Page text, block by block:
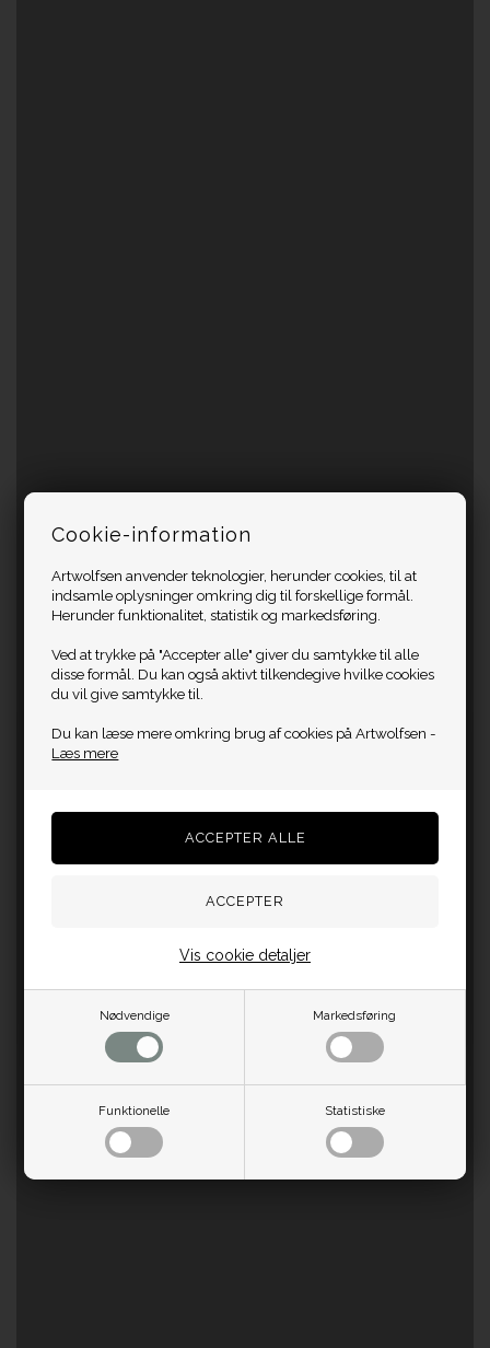
Cookie-information
Artwolfsen anvender teknologier, herunder cookies, til at
indsamle oplysninger omkring dig til forskellige formål.
Herunder funktionalitet, statistik og markedsføring.
Ved at trykke på "Accepter alle" giver du samtykke til alle
disse formål. Du kan også aktivt tilkendegive hvilke cookies
du vil give samtykke til.
Du kan læse mere omkring brug af cookies på Artwolfsen -
Læs mere
Nødvendige Markedsføring
Funktionelle Statistiske
Vis cookie detaljer